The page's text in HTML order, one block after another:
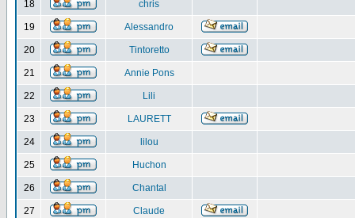
18 chris
19 Alessandro
20 Tintoretto
21 Annie Pons
22 Lili
23 LAURETT
24 lilou
25 Huchon
26 Chantal
27 Claude